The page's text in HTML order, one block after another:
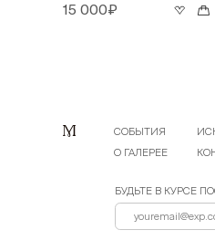
15 000₽
СОБЫТИЯ
О ГАЛЕРЕЕ
БУДЬТЕ В КУРСЕ